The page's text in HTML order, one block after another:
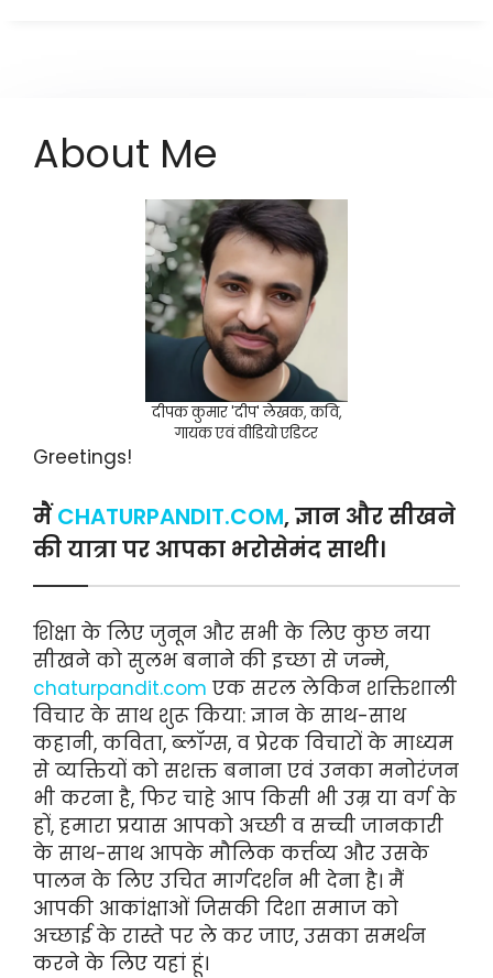
About Me
दीपक कुमार 'दीप' लेखक, कवि,
गायक एवं वीडियो एडिटर
Greetings!
मैंCHATURPANDIT.COM, ज्ञान और सीखने
की यात्रा पर आपका भरोसेमंद साथी।
शिक्षा के लिए जुनून और सभी के लिए कुछ नया
सीखने को सुलभ बनाने की इच्छा से जन्मे,
chaturpandit.com एक सरल लेकिन शक्तिशाली
विचार के साथ शुरू किया: ज्ञान के साथ-साथ
कहानी, कविता, ब्लॉग्स, व प्रेरक विचारों के माध्यम
से व्यक्तियों को सशक्त बनाना एवं उनका मनोरंजन
भी करना है, फिर चाहे आप किसी भी उम्र या वर्ग के
हों, हमारा प्रयास आपको अच्छी व सच्ची जानकारी
के साथ-साथ आपके मौलिक कर्त्तव्य और उसके
पालन के लिए उचित मार्गदर्शन भी देना है। मैं
आपकी आकांक्षाओं जिसकी दिशा समाज को
अच्छाई के रास्ते पर ले कर जाए, उसका समर्थन
करने के लिए यहां हूं।